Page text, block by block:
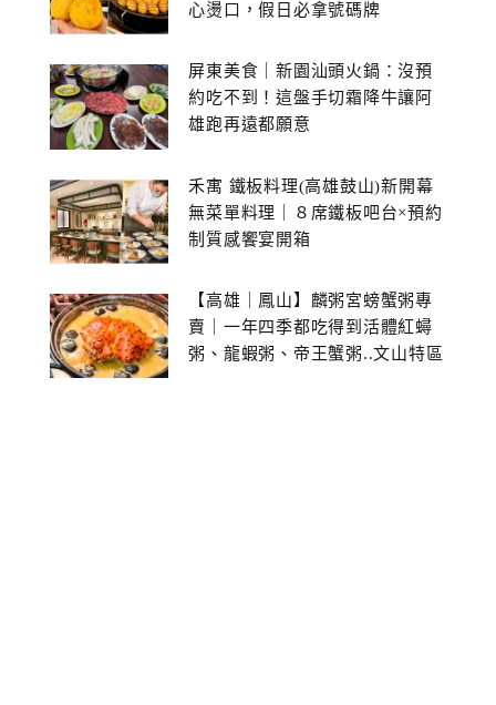
心燙口，假日必拿號碼牌
屏東美食｜新園汕頭火鍋：沒預
約吃不到！這盤手切霜降牛讓阿
雄跑再遠都願意
禾寓 鐵板料理(高雄鼓山)新開幕
無菜單料理｜８席鐵板吧台×預約
制質感饗宴開箱
【高雄｜鳳山】麟粥宮螃蟹粥專
賣｜一年四季都吃得到活體紅蟳
粥、龍蝦粥、帝王蟹粥..文山特區